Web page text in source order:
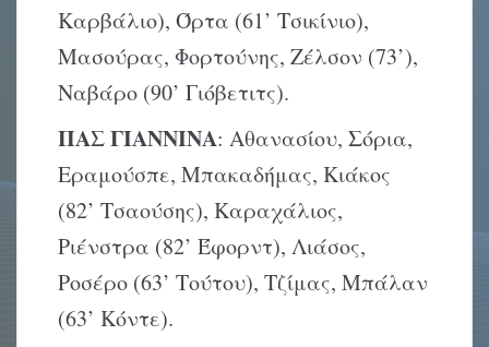
Καρβάλιο), Όρτα (61’ Τσικίνιο),
Μασούρας, Φορτούνης, Ζέλσον (73’),
Ναβάρο (90’ Γιόβετιτς).
ΠΑΣ ΓΙΑΝΝΙΝΑ: Αθανασίου, Σόρια,
Εραμούσπε, Μπακαδήμας, Κιάκος
(82’ Τσαούσης), Καραχάλιος,
Ριένστρα (82’ Έφορντ), Λιάσος,
Ροσέρο (63’ Τούτου), Τζίμας, Μπάλαν
(63’ Κόντε).